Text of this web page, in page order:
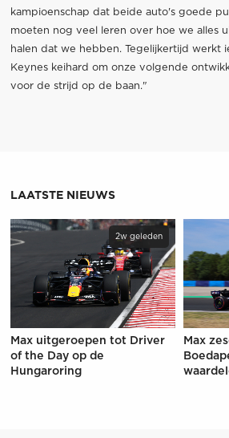
kampioenschap dat beide auto's goede
moeten nog veel leren over hoe we alles
halen dat we hebben. Tegelijkertijd werkt
Keynes keihard om onze volgende
voor de strijd op de baan."
LAATSTE NIEUWS
2w geleden
Max uitgeroepen tot Driver
of the Day op de
Hungaroring
Max